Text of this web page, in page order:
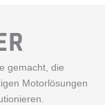
gemacht, die
Motorlösungen